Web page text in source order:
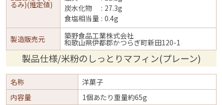
るみ)(推定値)
炭水化物
27.3g
食塩相当量 0.4g
製造販売元 築野食品工業株式会社
和歌山県伊都郡かつらぎ町新田120-1
製品仕様/米粉のしっとりマフィン(プレーン)
名称
洋菓子
内容量
1個あたり重量約65g